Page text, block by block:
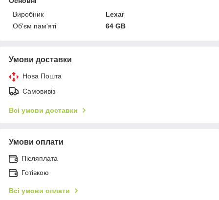
Виробник
Lexar
Об'єм пам'яті
64 GB
Умови доставки
Нова Пошта
Самовивіз
Всі умови доставки
Умови оплати
Післяплата
Готівкою
Всі умови оплати